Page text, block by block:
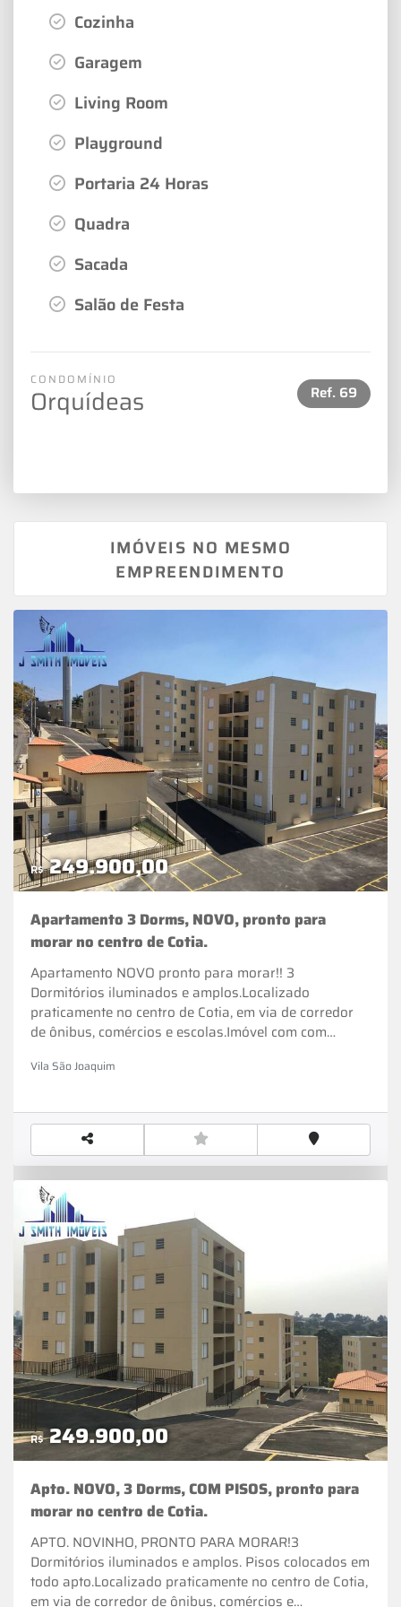
Cozinha
Garagem
Living Room
Playground
Portaria 24 Horas
Quadra
Sacada
Salão de Festa
CONDOMÍNIO
Orquídeas Ref. 69
IMÓVEIS NO MESMO
EMPREENDIMENTO
Apartamento 3 Dorms, NOVO, pronto para
morar no centro de Cotia.
Apartamento NOVO pronto para morar!! 3
Dormitórios iluminados e amplos.Localizado
praticamente no centro de Cotia, em via de corredor
de ônibus, comércios e escolas.Imóvel com com
Living, banheiro social, cozinha privativa, lavanderia,
condomínio.Portaria 24hs com controle de
acesso.Salão de festas, quadra esportiva,
playground, churrasqueira.ÚLTIMAS UNIDADES,
GARANTA JÁ O SEU!!PARA MAIORES INFORMAÇÕES
LIGUE (11) 97530-5941 WHATSAPPREF. 2177.
R$249.900,00
Vila São Joaquim
Apto. NOVO, 3 Dorms, COM PISOS, pronto para
morar no centro de Cotia.
APTO. NOVINHO, PRONTO PARA MORAR!3
Dormitórios iluminados e amplos. Pisos colocados em
todo apto.Localizado praticamente no centro de Cotia,
em via de corredor de ônibus, comércios e
R$249.900,00